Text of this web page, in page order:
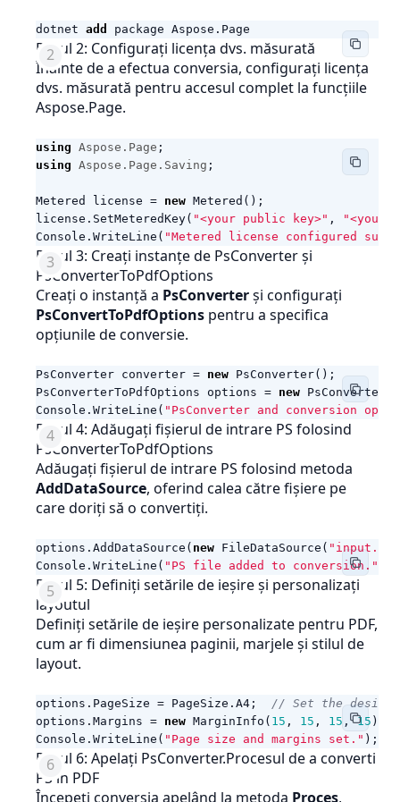
dotnet add package Aspose . Page
Pasul 2: Configurați licența dvs. măsurată
Înainte de a efectua conversia, configurați licența
dvs. măsurată pentru accesul complet la funcțiile
Aspose.Page.
using Aspose.Page ;
using Aspose.Page.Saving ;
Metered license = new Metered ();
license . SetMeteredKey( "<your public key>" ,
"<your
Console . WriteLine ( "Metered license configured
Pasul 3: Creați instanțe de PsConverter și
PsConverterToPdfOptions
Creați o instanță a PsConverterși configurați
PsConvertToPdfOptions pentru a specifica
opțiunile de conversie.
PsConverter converter = new PsConverter();
PsConverterToPdfOptions
options = new
Console . WriteLine ( "PsConverter and conversion
Pasul 4: Adăugați fișierul de intrare PS folosind
PsConverterToPdfOptions
Adăugați fișierul de intrare PS folosind metoda
AddDataSource, oferind calea către fișiere pe
care doriți să o convertiți.
options . AddDataSource ( new FileDataSource ( "input.ps"
Console . WriteLine ( "PS file added to conversion."
Pasul 5: Definiți setările de ieșire și personalizați
layoutul
Definiți setările de ieșire personalizate pentru PDF,
cum ar fi dimensiunea paginii, marjele și stilul de
layout.
options . PageSize = PageSize . A4 ;
// Set the
options . Margins = new MarginInfo ( 15 , 15 , 15 , 15 );
Console . WriteLine ( "Page size and margins set." );
Pasul 6: Apelați PsConverter.Procesul de a converti
PS în PDF
Începeți conversia apelând la metoda Proces,